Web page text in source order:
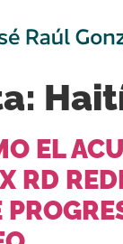
EL
RD